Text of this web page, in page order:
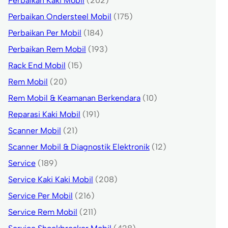
Perbaikan Ondersteel Mobil (175)
Perbaikan Per Mobil (184)
Perbaikan Rem Mobil (193)
Rack End Mobil (15)
Rem Mobil (20)
Rem Mobil & Keamanan Berkendara(10)
Reparasi Kaki Mobil (191)
Scanner Mobil (21)
Scanner Mobil & Diagnostik Elektronik(12)
Service(189)
Service Kaki Kaki Mobil (208)
Service Per Mobil (216)
Service Rem Mobil (211)